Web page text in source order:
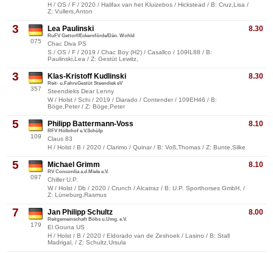
H / OS / F / 2020 / Halifax van het Kluizebos / Hickstead / B: Cruz,Lisa /
Z: Vullers,Anton
3
075
8.30
Lea Paulinski
RuFV Gettorf/Eckernförde/Dän. Wohld
Chac Diva PS
S / OS / F / 2019 / Chac Boy (H2) / Casallco / 109IL88 / B:
Paulinski,Lea / Z: Gestüt Lewitz,
3
357
8.30
Klas-Kristoff Kudlinski
Reit- u.Fahrv.Gestüt Steendiek eV
Steendieks Dear Lenny
W / Holst / Schi / 2019 / Diarado / Contender / 109EH46 / B:
Böge,Peter / Z: Böge,Peter
5
109
8.10
Philipp Battermann-Voss
RFV Höllnhof e.V.Schülp
Claus 83
H / Holst / B / 2020 / Clarimo / Quinar / B: Voß,Thomas / Z: Bunte,Silke
5
097
8.10
Michael Grimm
RV Concordia a.d.Miele e.V.
Chiller U.P.
W / Holst / Db / 2020 / Crunch / Alcatraz / B: U.P. Sporthorses GmbH, /
Z: Lüneburg,Rasmus
7
179
8.00
Jan Philipp Schultz
Reitgemeinschaft Böbs u.Umg. e.V.
El Gouna US
H / Holst / B / 2020 / Eldorado van de Zeshoek / Lasino / B: Stall
Madrigal, / Z: Schultz,Ursula